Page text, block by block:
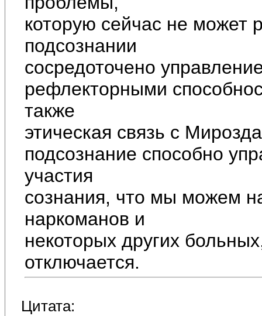
которую сейчас не может
подсознании
сосредоточено
рефлекторными
также
этическая связь с
подсознание способно
участия
сознания, что мы можем
наркоманов и
некоторых других
отключается.
Цитата: